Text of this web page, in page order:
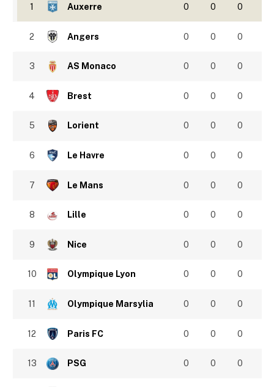
1 Auxerre 0 0 0
2 Angers 0 0 0
3 AS Monaco 0 0 0
4 Brest 0 0 0
5 Lorient 0 0 0
6 Le Havre 0 0 0
7 Le Mans 0 0 0
8 Lille 0 0 0
9 Nice 0 0 0
10 Olympique Lyon 0 0 0
11 Olympique Marsylia 0 0 0
12 Paris FC 0 0 0
13 PSG 0 0 0